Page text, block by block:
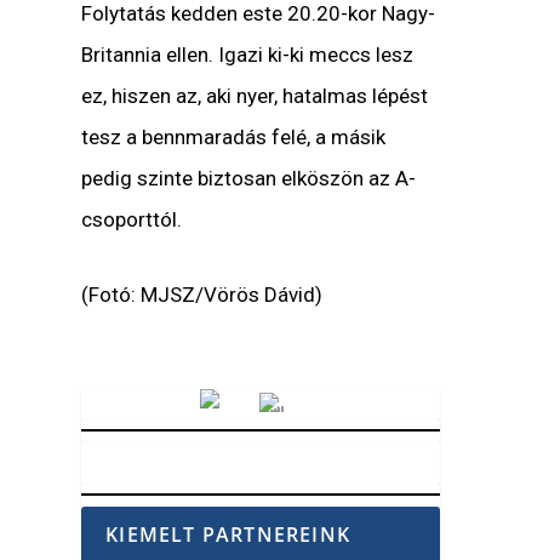
Folytatás kedden este 20.20-kor Nagy-
Britannia ellen. Igazi ki-ki meccs lesz
ez, hiszen az, aki nyer, hatalmas lépést
tesz a bennmaradás felé, a másik
pedig szinte biztosan elköszön az A-
csoporttól.
(Fotó: MJSZ/Vörös Dávid)
KIEMELT PARTNEREINK